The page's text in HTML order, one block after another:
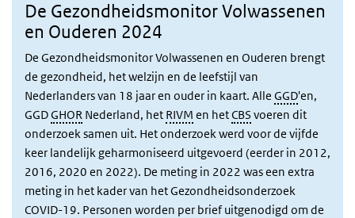
De Gezondheidsmonitor Volwassenen
en Ouderen 2024
De Gezondheidsmonitor Volwassenen en Ouderen brengt
de gezondheid, het welzijn en de leefstijl van
Nederlanders van 18 jaar en ouder in kaart. Alle GGD'en,
GGDGHOR Nederland, het RIVM en hetCBS voeren dit
onderzoek samen uit. Het onderzoek werd voor de vijfde
keer landelijk geharmoniseerd uitgevoerd (eerder in 2012,
2016, 2020 en 2022). De meting in 2022 was een extra
meting in het kader van het Gezondheidsonderzoek
COVID-19. Personen worden per brief uitgenodigd om de